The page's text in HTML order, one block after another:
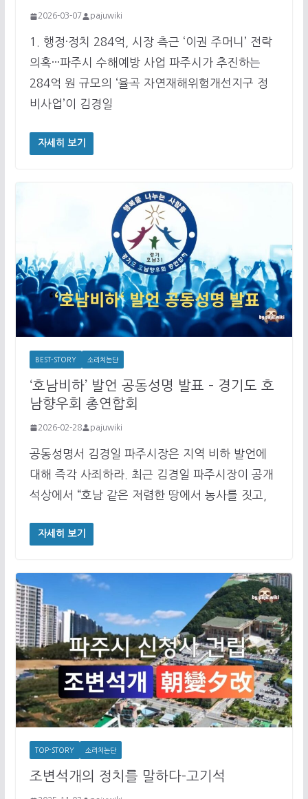
2026-03-07 pajuwiki
1. 행정·정치 284억, 시장 측근 ‘이권 주머니’ 전락
의혹···파주시 수해예방 사업 파주시가 추진하는
284억 원 규모의 ‘율곡 자연재해위험개선지구 정
비사업’이 김경일
자세히 보기
BEST-STORY 소리치논단
‘호남비하’ 발언 공동성명 발표 – 경기도 호
남향우회 총연합회
2026-02-28 pajuwiki
공동성명서 김경일 파주시장은 지역 비하 발언에
대해 즉각 사죄하라. 최근 김경일 파주시장이 공개
석상에서 “호남 같은 저렴한 땅에서 농사를 짓고,
자세히 보기
TOP-STORY 소리치논단
조변석개의 정치를 말하다-고기석